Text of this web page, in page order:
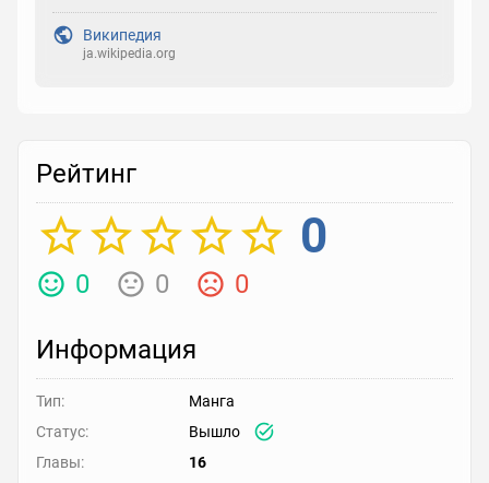
Реакция
Выберите реакцию
Википедия
ja.wikipedia.org
Рейтинг
0
0 0 0
Информация
Тип:
Манга
Статус:
Вышло
Главы:
16